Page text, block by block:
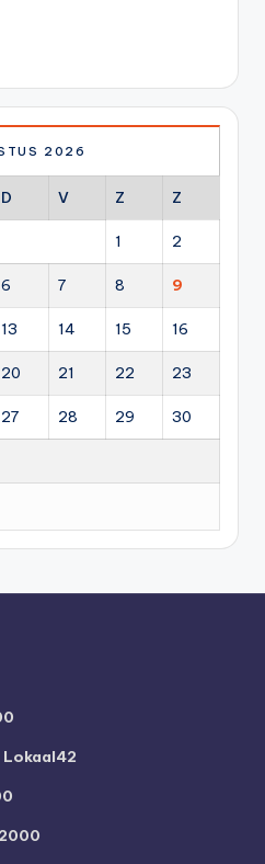
2026
D V Z Z
1 2
6 7 8 9
13 14 15 16
20 21 22 23
27 28 29 30